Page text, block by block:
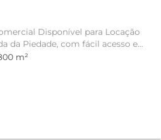
Disponível para Locação
da Piedade, com fácil acesso e
m²